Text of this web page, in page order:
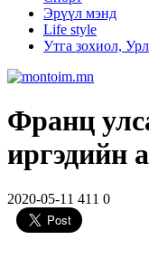
Эрүүл мэнд
Life style
Утга зохиол,
Франц
иргэдийн
2020-05-11 411 0